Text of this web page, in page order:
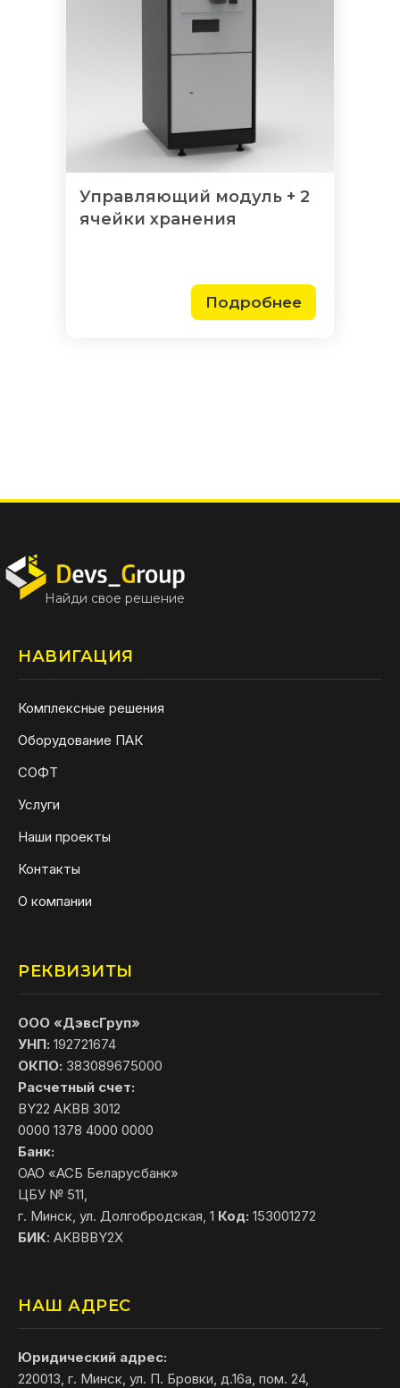
Управляющий модуль + 2
ячейки хранения
Подробнее
Найди свое решение
НАВИГАЦИЯ
Комплексные решения
Оборудование ПАК
СОФТ
Услуги
Наши проекты
Контакты
О компании
РЕКВИЗИТЫ
ООО «ДэвсГруп»
УНП: 192721674
ОКПО: 383089675000
Расчетный счет:
BY22 AKBB 3012
0000 1378 4000 0000
Банк:
ОАО «АСБ Беларусбанк»
ЦБУ № 511,
г. Минск, ул. Долгобродская, 1 Код: 153001272
БИК: AKBBBY2X
НАШ АДРЕС
Юридический адрес:
220013, г. Минск, ул. П. Бровки, д.16а, пом. 24,